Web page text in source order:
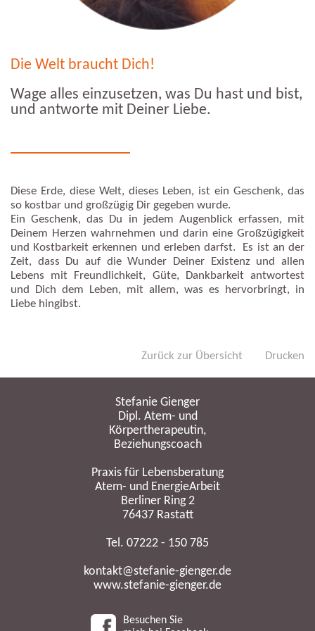
Die Welt braucht Dich!
Wage alles einzusetzen, was Du hast und bist,
und antworte mit Deiner Liebe.
Diese Erde, diese Welt, dieses Leben, ist ein Geschenk, das
so kostbar und großzügig Dir gegeben wurde.
Ein Geschenk, das Du in jedem Augenblick erfassen, mit
Deinem Herzen wahrnehmen und darin eine Großzügigkeit
und Kostbarkeit erkennen und erleben darfst. Es ist an der
Zeit, dass Du auf die Wunder Deiner Existenz und allen
Lebens mit Freundlichkeit, Güte, Dankbarkeit antwortest
und Dich dem Leben, mit allem, was es hervorbringt, in
Liebe hingibst.
Zurück zur Übersicht Drucken
Stefanie Gienger
Dipl. Atem- und
Körpertherapeutin,
Beziehungscoach
Praxis für Lebensberatung
Atem- und EnergieArbeit
Berliner Ring 2
76437 Rastatt
Tel. 07222 - 150 785
kontakt@stefanie-gienger.de
www.stefanie-gienger.de
Besuchen Sie